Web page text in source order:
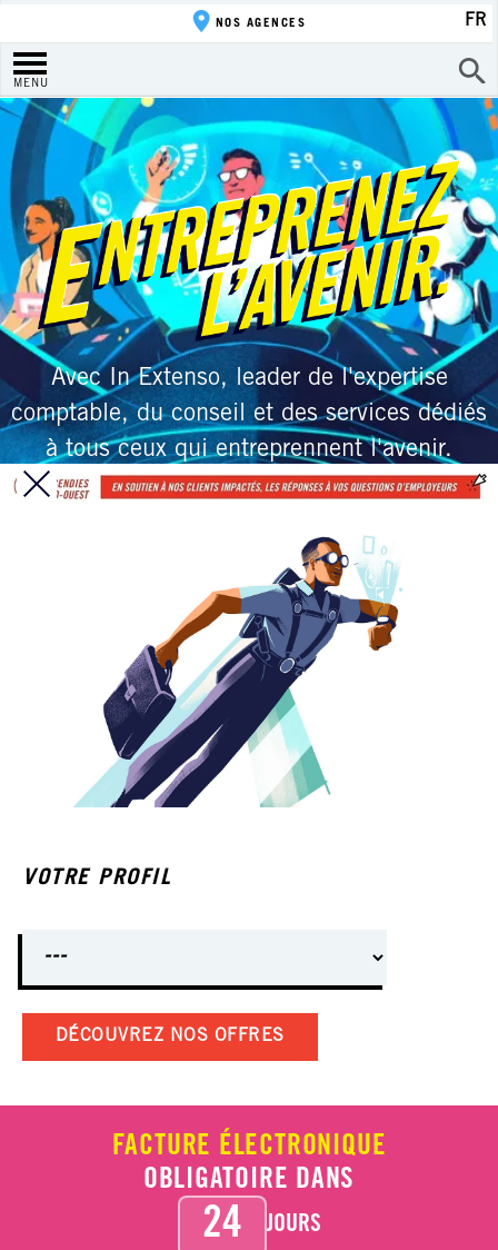
MENU
NOS AGENCES FR
Avec In Extenso, leader de l'expertise
comptable, du conseil et des services dédiés
à tous ceux qui entreprennent l'avenir.
VOTRE PROFIL
DÉCOUVREZ NOS OFFRES
FACTURE ÉLECTRONIQUE
OBLIGATOIRE DANS
24 JOURS